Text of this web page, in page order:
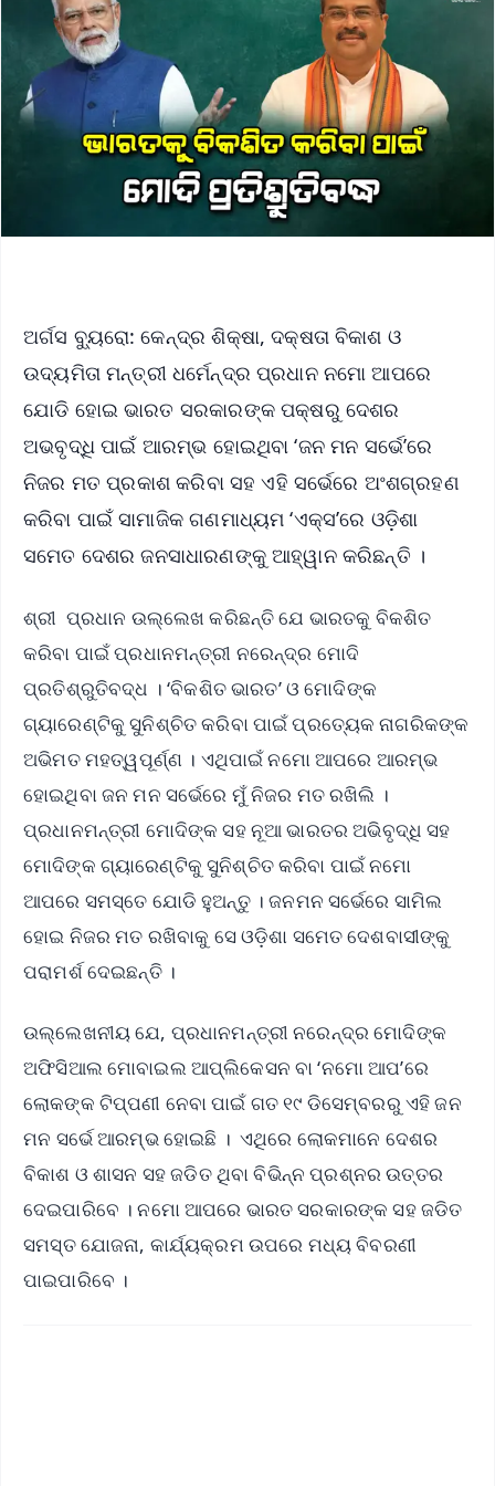
ଅର୍ଗସ ବ୍ୟୁରୋ: କେନ୍ଦ୍ର ଶିକ୍ଷା, ଦକ୍ଷତା ବିକାଶ ଓ
ଉଦ୍ୟମିତା ମନ୍ତ୍ରୀ ଧର୍ମେନ୍ଦ୍ର ପ୍ରଧାନ ନମୋ ଆପରେ
ଯୋଡି ହୋଇ ଭାରତ ସରକାରଙ୍କ ପକ୍ଷରୁ ଦେଶର
ଅଭବୃଦ୍ଧି ପାଇଁ ଆରମ୍ଭ ହୋଇଥିବା ‘ଜନ ମନ ସର୍ଭେ’ରେ
ନିଜର ମତ ପ୍ରକାଶ କରିବା ସହ ଏହି ସର୍ଭେରେ ଅଂଶଗ୍ରହଣ
କରିବା ପାଇଁ ସାମାଜିକ ଗଣମାଧ୍ୟମ ‘ଏକ୍ସ’ରେ ଓଡ଼ିଶା
ସମେତ ଦେଶର ଜନସାଧାରଣଙ୍କୁ ଆହ୍ୱାନ କରିଛନ୍ତି ।
ଶ୍ରୀ ପ୍ରଧାନ ଉଲ୍ଲେଖ କରିଛନ୍ତି ଯେ ଭାରତକୁ ବିକଶିତ
କରିବା ପାଇଁ ପ୍ରଧାନମନ୍ତ୍ରୀ ନରେନ୍ଦ୍ର ମୋଦି
ପ୍ରତିଶ୍ରୁତିବଦ୍ଧ । ‘ବିକଶିତ ଭାରତ’ ଓ ମୋଦିଙ୍କ
ଗ୍ୟାରେଣ୍ଟିକୁ ସୁନିଶ୍ଚିତ କରିବା ପାଇଁ ପ୍ରତ୍ୟେକ ନାଗରିକଙ୍କ
ଅଭିମତ ମହତ୍ୱପୂର୍ଣ୍ଣ । ଏଥିପାଇଁ ନମୋ ଆପରେ ଆରମ୍ଭ
ହୋଇଥିବା ଜନ ମନ ସର୍ଭେରେ ମୁଁ ନିଜର ମତ ରଖିଲି ।
ପ୍ରଧାନମନ୍ତ୍ରୀ ମୋଦିଙ୍କ ସହ ନୂଆ ଭାରତର ଅଭିବୃଦ୍ଧି ସହ
ମୋଦିଙ୍କ ଗ୍ୟାରେଣ୍ଟିକୁ ସୁନିଶ୍ଚିତ କରିବା ପାଇଁ ନମୋ
ଆପରେ ସମସ୍ତେ ଯୋଡି ହୁଅନ୍ତୁ । ଜନମନ ସର୍ଭେରେ ସାମିଲ
ହୋଇ ନିଜର ମତ ରଖିବାକୁ ସେ ଓଡ଼ିଶା ସମେତ ଦେଶବାସୀଙ୍କୁ
ପରାମର୍ଶ ଦେଇଛନ୍ତି ।
ଉଲ୍ଲେଖନୀୟ ଯେ, ପ୍ରଧାନମନ୍ତ୍ରୀ ନରେନ୍ଦ୍ର ମୋଦିଙ୍କ
ଅଫିସିଆଲ ମୋବାଇଲ ଆପ୍ଲିକେସନ ବା ‘ନମୋ ଆପ’ରେ
ଲୋକଙ୍କ ଟିପ୍ପଣୀ ନେବା ପାଇଁ ଗତ ୧୯ ଡିସେମ୍ବରରୁ ଏହି ଜନ
ମନ ସର୍ଭେ ଆରମ୍ଭ ହୋଇଛି । ଏଥିରେ ଲୋକମାନେ ଦେଶର
ବିକାଶ ଓ ଶାସନ ସହ ଜଡିତ ଥିବା ବିଭିନ୍ନ ପ୍ରଶ୍ନର ଉତ୍ତର
ଦେଇପାରିବେ । ନମୋ ଆପରେ ଭାରତ ସରକାରଙ୍କ ସହ ଜଡିତ
ସମସ୍ତ ଯୋଜନା, କାର୍ଯ୍ୟକ୍ରମ ଉପରେ ମଧ୍ୟ ବିବରଣୀ
ପାଇପାରିବେ ।